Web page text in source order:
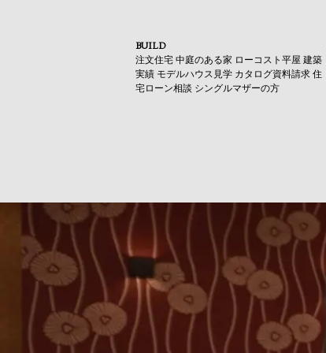
BUILD
注文住宅 中庭のある家 ローコスト平屋 建築
実績 モデルハウス見学 カタログ資料請求 住
宅ローン相談 シングルマザーの方